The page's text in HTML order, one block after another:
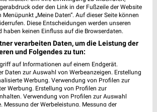
Barl
Zell
09:00 - 20:00 Uhr |
Öffnet in 11 Min.
km
Baumarkt Taunusstein
34
Taunusstein
oder den Link in der Fußzeile der Website
„Meine Daten“. Auf dieser Seite können
Diese Entscheidungen werden unseren
keinen Einfluss auf die Browserdaten.
verarbeiten Daten, um die Leistung der
und Folgendes zu tun:
auf Informationen auf einem Endgerät.
Daten zur Auswahl von Werbeanzeigen. Erstellung
Werbung. Verwendung von Profilen zur
Werbung. Erstellung von Profilen zur
Verwendung von Profilen zur Auswahl
Messung der Werbeleistung. Messung der